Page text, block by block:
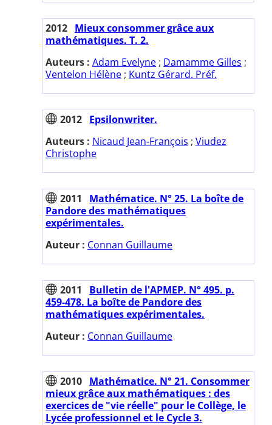
2012 Mieux consommer grâce aux
mathématiques. T. 2.
Auteurs : Adam Evelyne ; Damamme Gilles ;
Ventelon Hélène ; Kuntz Gérard. Préf.
2012 Epsilonwriter.
Auteurs : Nicaud Jean-François ; Viudez
Christophe
2011
Mathématice. N° 25. La boîte de
Pandore des mathématiques
expérimentales.
Auteur : Connan Guillaume
2011
Bulletin de l'APMEP. N° 495. p.
459-478. La boîte de Pandore des
mathématiques expérimentales.
Auteur : Connan Guillaume
2010 Mathématice. N° 21. Consommer
mieux grâce aux mathématiques : des
exercices de "vie réelle" pour le Collège, le
Lycée professionnel et le Cycle 3.